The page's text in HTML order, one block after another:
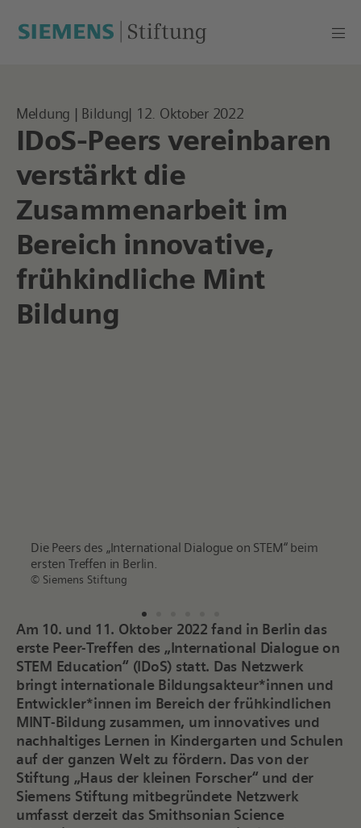
Meldung | Bildung| 12. Oktober 2022
IDoS-Peers vereinbaren
verstärkt die
Zusammenarbeit im
Bereich innovative,
frühkindliche Mint
Bildung
Die Peers des „International Dialogue on STEM“ beim
ersten Treffen in Berlin.
© Siemens Stiftung
Am 10. und 11. Oktober 2022 fand in Berlin das
erste Peer-Treffen des „International Dialogue on
STEM Education“ (IDoS) statt. Das Netzwerk
bringt internationale Bildungsakteur*innen und
Entwickler*innen im Bereich der frühkindlichen
MINT-Bildung zusammen, um innovatives und
nachhaltiges Lernen in Kindergarten und Schulen
auf der ganzen Welt zu fördern. Das von der
Stiftung „Haus der kleinen Forscher“ und der
Siemens Stiftung mitbegründete Netzwerk
umfasst derzeit das Smithsonian Science